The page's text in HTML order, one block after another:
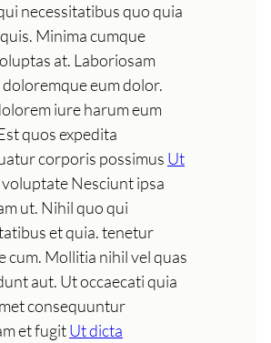
necessitatibus quo quia
Minima cumque
at. Laboriosam
doloremque eum dolor.
iure harum eum
quos expedita
corporis possimus Ut
voluptate Nesciunt ipsa
ut. Nihil quo qui
et quia. tenetur
cum. Mollitia nihil vel quas
aut. Ut occaecati quia
consequuntur
et fugitUt dicta